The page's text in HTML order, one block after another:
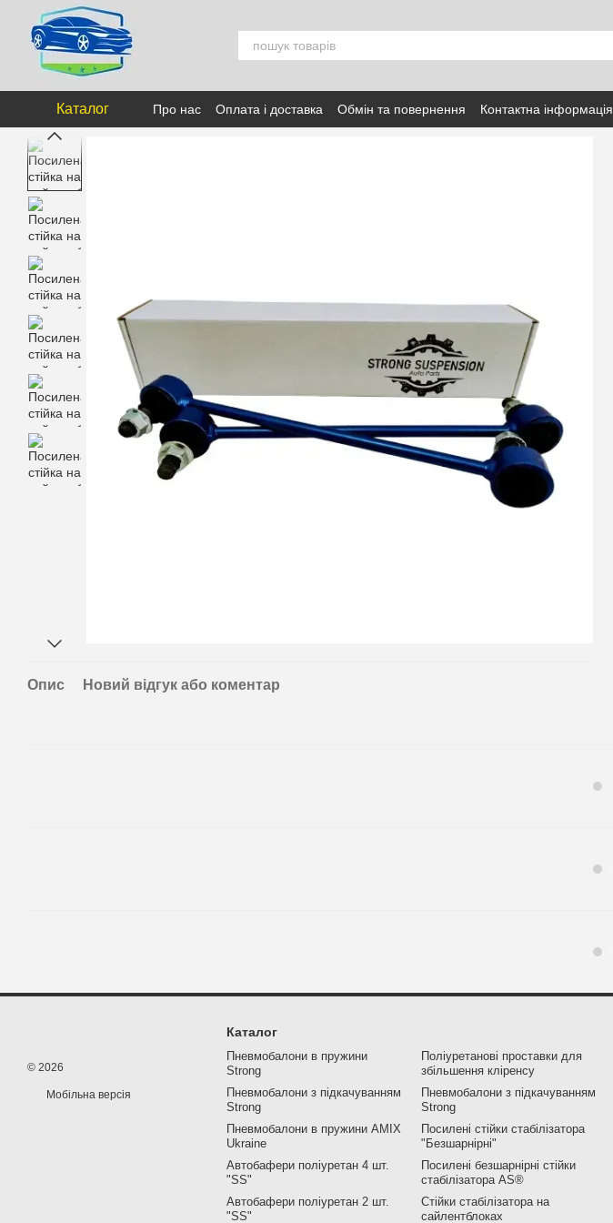
Перейти к основному контенту
Каталог Про нас Оплата і доставка Обмін та повернення Контактна інформація
Опис Новий відгук або коментар
© 2026
Мобільна версія
Каталог
Пневмобалони в пружини
Strong
Пневмобалони з підкачуванням
Strong
Пневмобалони в пружини AMIX
Ukraine
Автобафери поліуретан 4 шт.
"SS"
Автобафери поліуретан 2 шт.
"SS"
Поліуретанові проставки для
збільшення кліренсу
Пневмобалони з підкачуванням
Strong
Посилені стійки стабілізатора
"Безшарнірні"
Посилені безшарнірні стійки
стабілізатора AS®
Стійки стабілізатора на
сайлентблоках